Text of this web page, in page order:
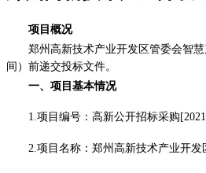
项目概况
郑州高新技术产业开发区管委会智
间）前递交投标文件。
一、项目基本情况
1.项目编号：高新公开招标采购
2.项目名称：郑州高新技术产业开